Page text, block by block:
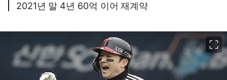
2021년 말 4년 60억 이어 재계약